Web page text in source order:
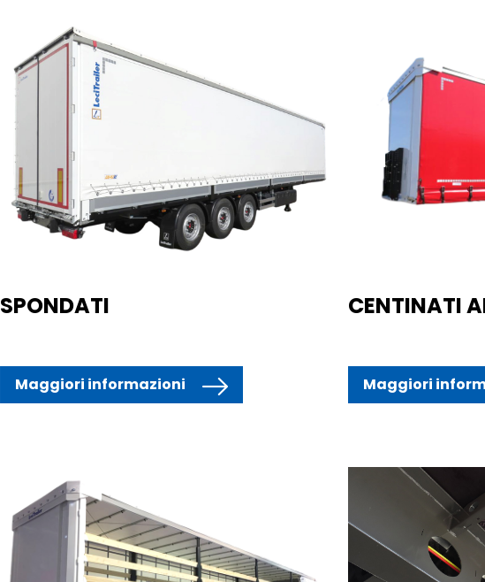
SPONDATI
Maggiori informazioni
CENTINATI
Maggiori